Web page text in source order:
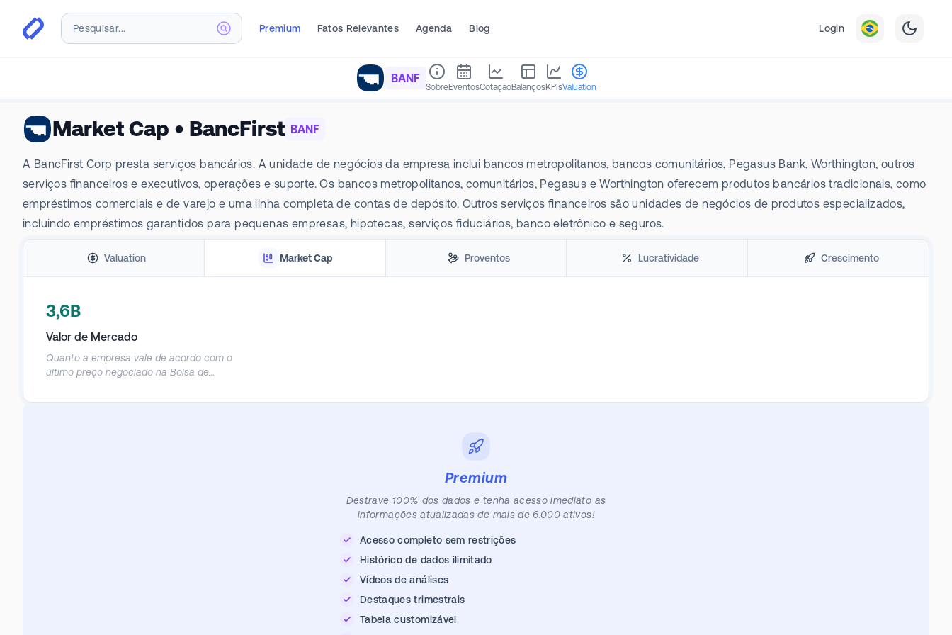
Premium Fatos Relevantes Agenda Blog Login
BANF
SobreEventosCotaçãoBalançosKPIsValuation
Market Cap • BancFirst BANF
A BancFirst Corp presta serviços bancários. A unidade de negócios da empresa inclui bancos metropolitanos, bancos comunitários, Pegasus Bank, Worthington, outros
serviços financeiros e executivos, operações e suporte. Os bancos metropolitanos, comunitários, Pegasus e Worthington oferecem produtos bancários tradicionais, como
empréstimos comerciais e de varejo e uma linha completa de contas de depósito. Outros serviços financeiros são unidades de negócios de produtos especializados,
incluindo empréstimos garantidos para pequenas empresas, hipotecas, serviços fiduciários, banco eletrônico e seguros.
Valuation Market Cap Proventos Lucratividade Crescimento
3,6B
Valor de Mercado
Quanto a empresa vale de acordo com o
último preço negociado na Bolsa de
Premium
Destrave 100% dos dados e tenha acesso imediato as
informações atualizadas de mais de 6.000 ativos!
Acesso completo sem restrições
Histórico de dados ilimitado
Vídeos de análises
Destaques trimestrais
Tabela customizável